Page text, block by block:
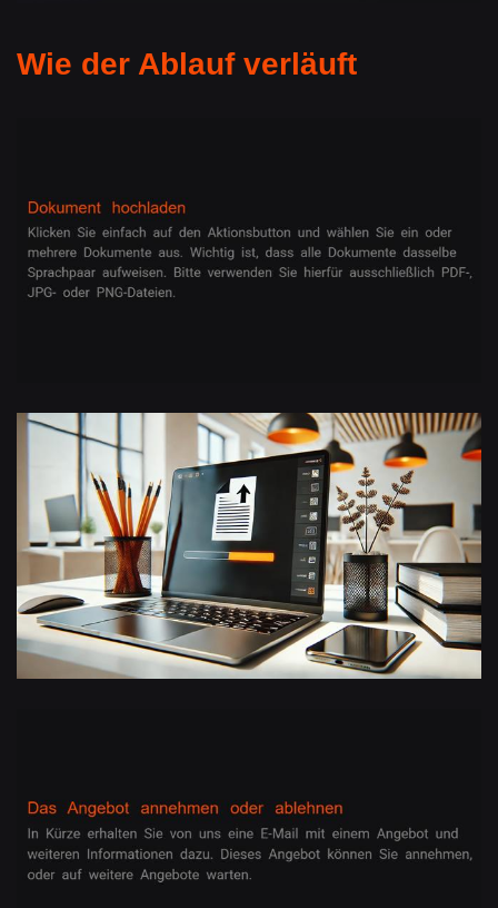
Wie der Ablauf verläuft